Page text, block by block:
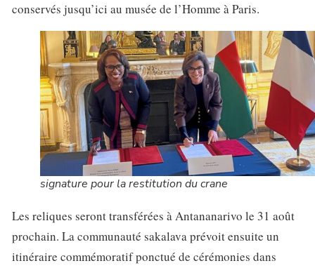
conservés jusqu’ici au musée de l’Homme à Paris.
signature pour la restitution du crane
Les reliques seront transférées à Antananarivo le 31 août
prochain. La communauté sakalava prévoit ensuite un
itinéraire commémoratif ponctué de cérémonies dans